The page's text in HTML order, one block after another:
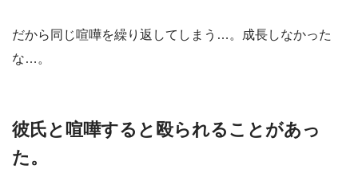
だから同じ喧嘩を繰り返してしまう…。成長しなかった
な…。
彼氏と喧嘩すると殴られることがあっ
た。